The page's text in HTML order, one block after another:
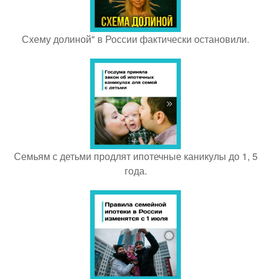
Схему долиной" в России фактически остановили.
Семьям с детьми продлят ипотечные каникулы до 1, 5
года.